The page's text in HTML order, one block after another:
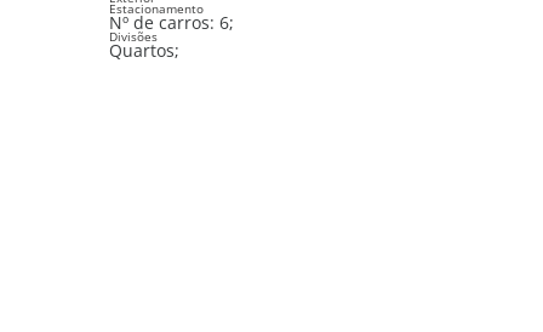
Estacionamento
Nº de carros: 6;
Divisões
Quartos;